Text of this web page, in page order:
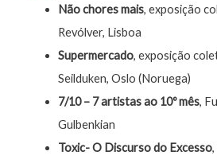
Não chores mais, exposição
Revólver, Lisboa
Supermercado, exposição
Seilduken, Oslo (Noruega)
7/10 – 7 artistas ao 10º mês,
Gulbenkian
Toxic- O Discurso do Excesso